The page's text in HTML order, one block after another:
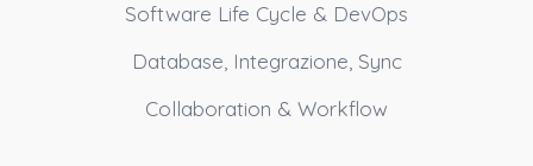
Software Life Cycle & DevOps
Database, Integrazione, Sync
Collaboration & Workflow